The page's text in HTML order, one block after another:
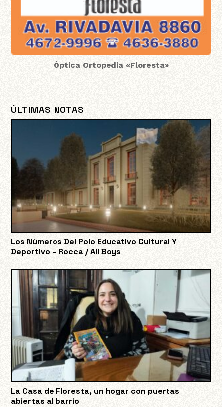
Óptica Ortopedia «Floresta»
ÚLTIMAS NOTAS
Los Números Del Polo Educativo Cultural Y
Deportivo – Rocca / All Boys
La Casa de Floresta, un hogar con puertas
abiertas al barrio